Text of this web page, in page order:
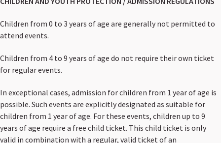
Children from 0 to 3 years of age are generally not permitted to
attend events.
Children from 4 to 9 years of age do not require their own ticket
for regular events.
In exceptional cases, admission for children from 1 year of age is
possible. Such events are explicitly designated as suitable for
children from 1 year of age. For these events, children up to 9
years of age require a free child ticket. This child ticket is only
valid in combination with a regular, valid ticket of an